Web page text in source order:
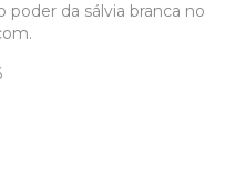
poder da sálvia branca no